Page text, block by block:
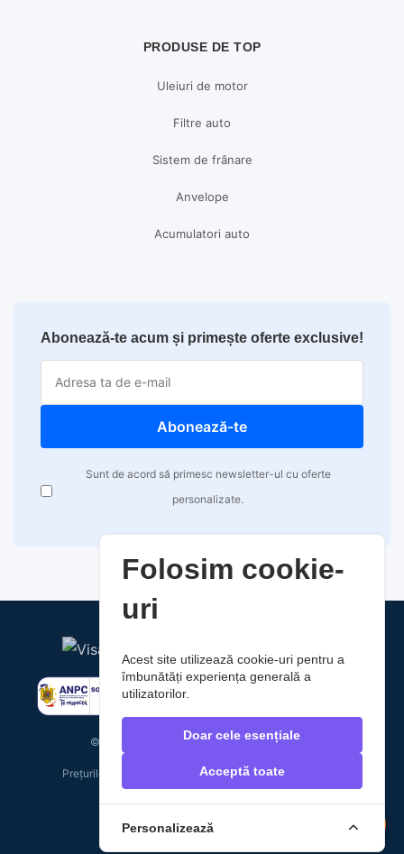
PRODUSE DE TOP
Uleiuri de motor
Filtre auto
Sistem de frânare
Anvelope
Acumulatori auto
Abonează-te acum și primește oferte exclusive!
Abonează-te
Sunt de acord să primesc newsletter-ul cu oferte
personalizate.
© 2026 RaoAuto. Toate drepturile rezervate.
Prețurile includ TVA. Costurile de livrare nu sunt incluse.
Folosim cookie-
uri
Acest site utilizează cookie-uri pentru a
îmbunătăți experiența generală a
utilizatorilor.
Doar cele esențiale
Acceptă toate
Personalizează